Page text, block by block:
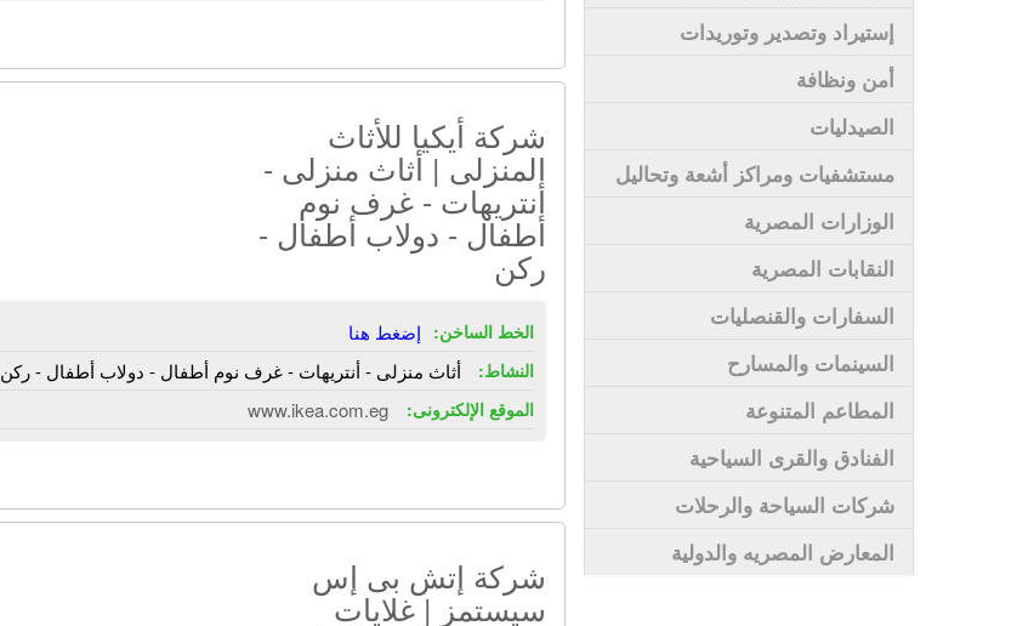
إستيراد وتصدير وتوريدات
أمن ونظافة
الصيدليات
مستشفيات ومراكز أشعة وتحاليل
الوزارات المصرية
النقابات المصرية
السفارات والقنصليات
السينمات والمسارح
المطاعم المتنوعة
الفنادق والقرى السياحية
شركات السياحة والرحلات
المعارض المصريه والدولية
شركة أيكيا للأثاث
المنزلى | أثاث منزلى -
أنتريهات - غرف نوم
أطفال - دولاب أطفال -
ركن
الخط الساخن: إضغط هنا
النشاط: أثاث منزلى - أنتريهات - غرف نوم أطفال - دولاب أطفال - ركن
الموقع الإلكترونى: www.ikea.com.eg
شركة إتش بى إس
سيستمز | غلايات